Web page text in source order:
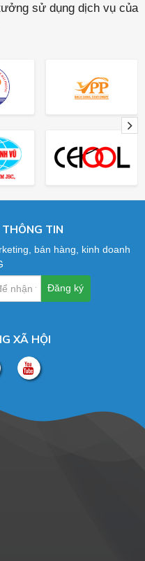
sử dụng dịch vụ của
TIN
bán hàng, kinh doanh
XÃ HỘI